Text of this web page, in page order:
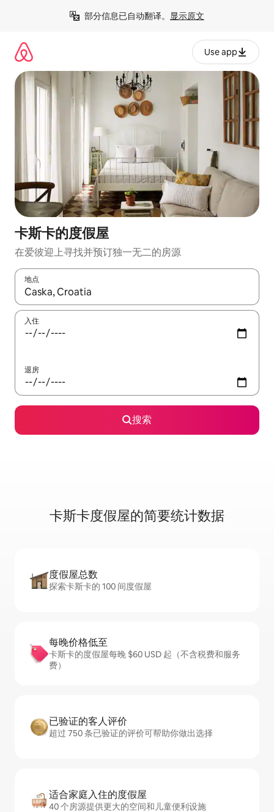
部分信息已自动翻译。 显示原文
Use app
卡斯卡的度假屋
在爱彼迎上寻找并预订独一无二的房源
地点
如有搜索结果，请使用上下方向键查看，或通过点击或滑动手势
入住
退房
搜索
卡斯卡度假屋的简要统计数据
度假屋总数
探索卡斯卡的 100 间度假屋
每晚价格低至
卡斯卡的度假屋每晚 $60 USD 起（不含税费和服务
费）
已验证的客人评价
超过 750 条已验证的评价可帮助你做出选择
适合家庭入住的度假屋
40 个房源提供更大的空间和儿童便利设施